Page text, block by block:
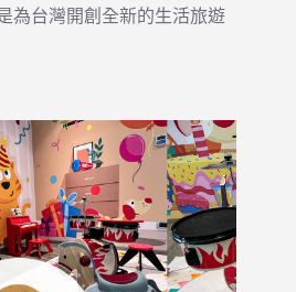
為台灣開創全新的生活旅遊